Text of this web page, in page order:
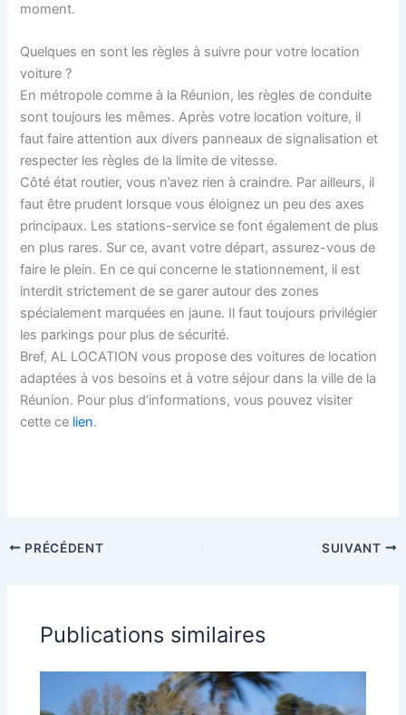
moment.
Quelques en sont les règles à suivre pour votre location
voiture ?
En métropole comme à la Réunion, les règles de conduite
sont toujours les mêmes. Après votre location voiture, il
faut faire attention aux divers panneaux de signalisation et
respecter les règles de la limite de vitesse.
Côté état routier, vous n’avez rien à craindre. Par ailleurs, il
faut être prudent lorsque vous éloignez un peu des axes
principaux. Les stations-service se font également de plus
en plus rares. Sur ce, avant votre départ, assurez-vous de
faire le plein. En ce qui concerne le stationnement, il est
interdit strictement de se garer autour des zones
spécialement marquées en jaune. Il faut toujours privilégier
les parkings pour plus de sécurité.
Bref, AL LOCATION vous propose des voitures de location
adaptées à vos besoins et à votre séjour dans la ville de la
Réunion. Pour plus d’informations, vous pouvez visiter
cette ce lien.
PRÉCÉDENT SUIVANT
Publications similaires